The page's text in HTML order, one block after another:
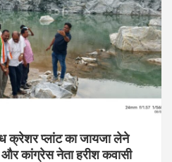
क्रेशर प्लांट का जायजा लेने
कांग्रेस नेता हरीश कवासी